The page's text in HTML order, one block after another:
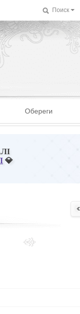
Поиск
Обереги
💎